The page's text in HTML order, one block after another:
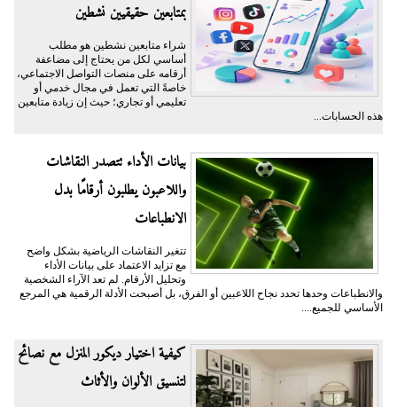
بمتابعين حقيقيين نشطين
شراء متابعين نشطين هو مطلب
أساسي لكل من يحتاج إلى مضاعفة
أرقامه على منصات التواصل الاجتماعي،
خاصةً التي تعمل في مجال خدمي أو
تعليمي أو تجاري؛ حيث إن زيادة متابعين
هذه الحسابات...
بيانات الأداء تتصدر النقاشات
واللاعبون يطلبون أرقامًا بدل
الانطباعات
تتغير النقاشات الرياضية بشكل واضح
مع تزايد الاعتماد على بيانات الأداء
وتحليل الأرقام. لم تعد الآراء الشخصية
والانطباعات وحدها تحدد نجاح اللاعبين أو الفرق، بل أصبحت الأدلة الرقمية هي المرجع
الأساسي للجميع....
كيفية اختيار ديكور المنزل مع نصائح
لتنسيق الألوان والأثاث